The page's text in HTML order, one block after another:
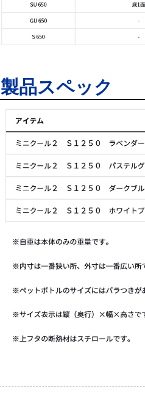
製品スペック